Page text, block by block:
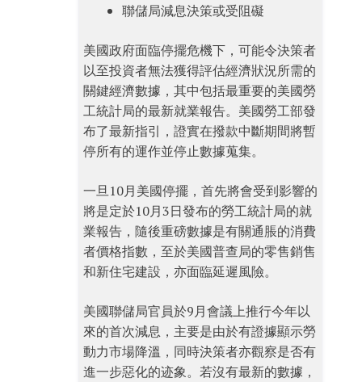
聯儲局減息決策或受阻礙
美國政府面臨停擺危機下，可能令決策者
以至投資者無法獲得評估經濟狀況所需的
關鍵經濟數據，其中包括最重要的美國勞
工統計局的最新就業報告。美國勞工部發
布了最新指引，證實在撥款中斷期間將暫
停所有的運作並停止數據蒐集。
一旦10月美國停擺，首先將會受到影響的
將是定於10月3日發布的勞工統計局的就
業報告，隨後重磅數據是有關通脹的消費
者價格指數，至於美國普查局的零售銷售
和新住宅建設，亦面臨延遲風險。
美國聯儲局官員於9月會議上推行今年以
來的首次減息，主要是由於有證據顯示勞
動力市場降溫，同時決策者亦觀察是否有
進一步惡化的迹象。若沒有最新的數據，